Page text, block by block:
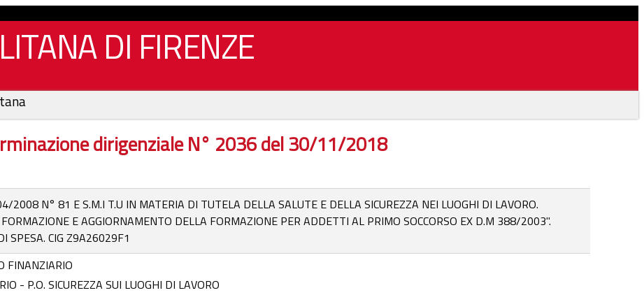
DI FIRENZE
dirigenziale N° 2036 del 30/11/2018
2008 N° 81 E S.M.I T.U IN MATERIA DI TUTELA DELLA SALUTE E DELLA SICUREZZA NEI LUOGHI DI LAVORO.
E AGGIORNAMENTO DELLA FORMAZIONE PER ADDETTI AL PRIMO SOCCORSO EX D.M 388/2003".
SPESA. CIG Z9A26029F1
FINANZIARIO
- P.O. SICUREZZA SUI LUOGHI DI LAVORO